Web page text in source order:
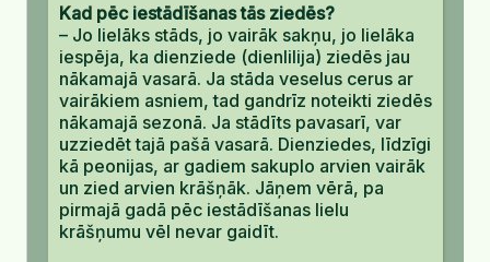
Kad pēc iestādīšanas tās ziedēs?
– Jo lielāks stāds, jo vairāk sakņu, jo lielāka
iespēja, ka dienziede (dienlilija) ziedēs jau
nākamajā vasarā. Ja stāda veselus cerus ar
vairākiem asniem, tad gandrīz noteikti ziedēs
nākamajā sezonā. Ja stādīts pavasarī, var
uzziedēt tajā pašā vasarā. Dienziedes, līdzīgi
kā peonijas, ar gadiem sakuplo arvien vairāk
un zied arvien krāšņāk. Jāņem vērā, pa
pirmajā gadā pēc iestādīšanas lielu
krāšņumu vēl nevar gaidīt.